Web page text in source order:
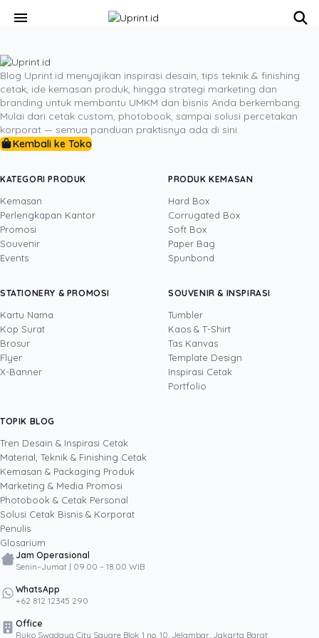
menu
Popular
Blog Uprint.id menyajikan inspirasi desain, tips teknik & finishing
cetak, ide kemasan produk, hingga strategi marketing dan
branding untuk membantu UMKM dan bisnis Anda berkembang.
Mulai dari cetak custom, photobook, sampai solusi percetakan
korporat — semua panduan praktisnya ada di sini.
Kembali ke Toko
KATEGORI PRODUK
Kemasan
Perlengkapan Kantor
Promosi
Souvenir
Events
PRODUK KEMASAN
Hard Box
Corrugated Box
Soft Box
Paper Bag
Spunbond
STATIONERY & PROMOSI
Kartu Nama
Kop Surat
Brosur
Flyer
X-Banner
SOUVENIR & INSPIRASI
Tumbler
Kaos & T-Shirt
Tas Kanvas
Template Design
Inspirasi Cetak
Portfolio
TOPIK BLOG
Tren Desain & Inspirasi Cetak
Material, Teknik & Finishing Cetak
Kemasan & Packaging Produk
Marketing & Media Promosi
Photobook & Cetak Personal
Solusi Cetak Bisnis & Korporat
Penulis
Glosarium
Jam Operasional
Senin–Jumat | 09.00 – 18.00 WIB
WhatsApp
+62 812 12345 290
Office
Ruko Swadaya City Square Blok 1 no. 10, Jelambar, Jakarta Barat